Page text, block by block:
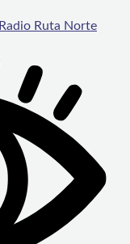
Radio Ruta Norte